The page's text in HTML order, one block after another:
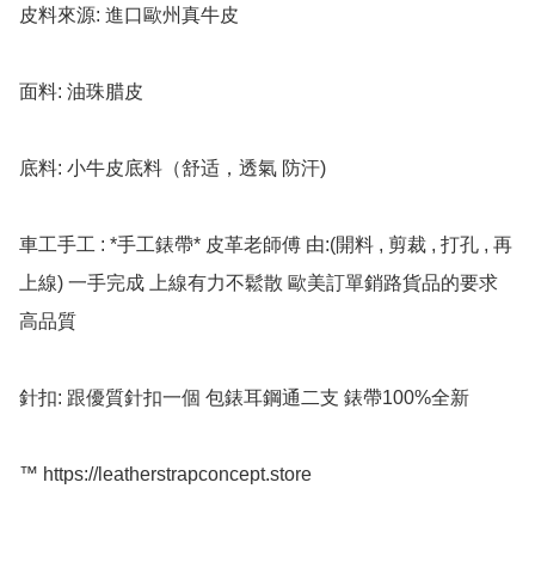
皮料來源: 進口歐州真牛皮
面料: 油珠腊皮
底料: 小牛皮底料（舒适，透氣 防汗)
車工手工 : *手工錶帶* 皮革老師傅 由:(開料 , 剪裁 , 打孔 , 再
上線) 一手完成 上線有力不鬆散 歐美訂單銷路貨品的要求
高品質
針扣: 跟優質針扣一個 包錶耳鋼通二支 錶帶100%全新
™️ https://leatherstrapconcept.store